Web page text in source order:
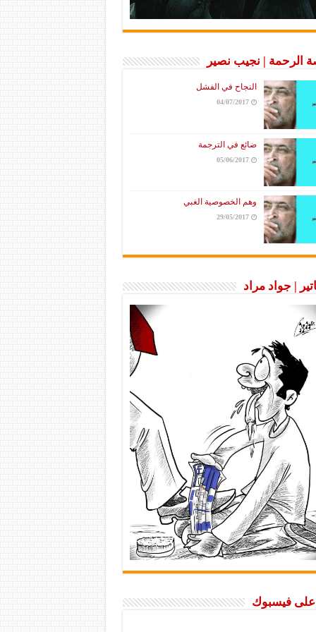
الرحمة | نجيب نصير
النجاح في الفشل
04/07/2017
ضائع في الترجمة
05/06/2017
وهم الخصوصية الغبي
29/05/2017
| جواد مراد
على فيسبوك